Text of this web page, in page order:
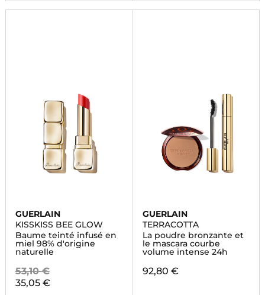
GUERLAIN
KISSKISS BEE GLOW
Baume teinté infusé en
miel 98% d'origine
naturelle
53,10 €
35,05 €
GUERLAIN
TERRACOTTA
La poudre bronzante et
le mascara courbe
volume intense 24h
92,80 €